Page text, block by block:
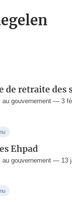
de retraite des
gouvernement — 3
Ehpad
gouvernement — 13